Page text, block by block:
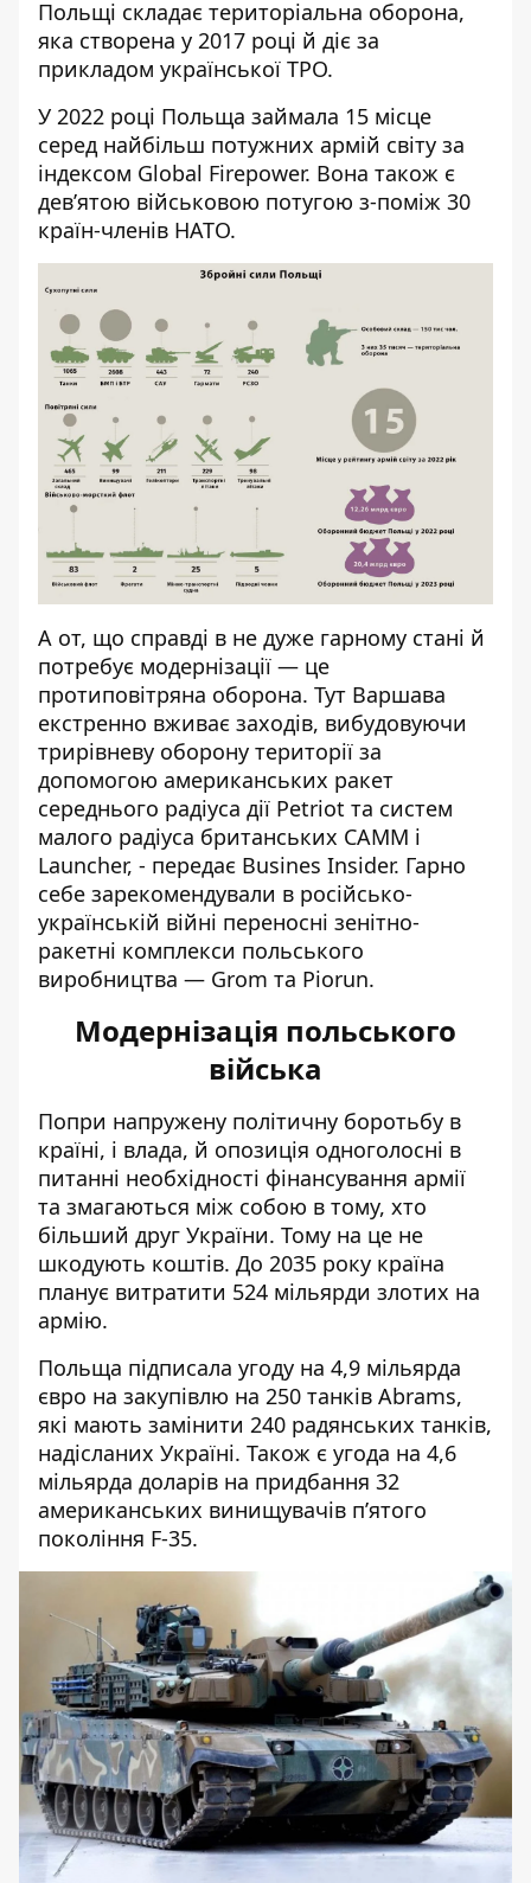
Польщі складає територіальна оборона,
яка створена у 2017 році й діє за
прикладом української ТРО.
У 2022 році Польща займала 15 місце
серед найбільш потужних армій світу за
індексом Global Firepower. Вона також є
дев’ятою військовою потугою з-поміж 30
країн-членів НАТО.
А от, що справді в не дуже гарному стані й
потребує модернізації — це
протиповітряна оборона. Тут Варшава
екстренно вживає заходів, вибудовуючи
трирівневу оборону території за
допомогою американських ракет
середнього радіуса дії Petriot та систем
малого радіуса британських CAMM і
Launcher, - передає Busines Insider. Гарно
себе зарекомендували в російсько-
українській війні переносні зенітно-
ракетні комплекси польського
виробництва — Grom та Piorun.
Модернізація польського
війська
Попри напружену політичну боротьбу в
країні, і влада, й опозиція одноголосні в
питанні необхідності фінансування армії
та змагаються між собою в тому, хто
більший друг України. Тому на це не
шкодують коштів. До 2035 року країна
планує витратити 524 мільярди злотих на
армію.
Польща підписала угоду на 4,9 мільярда
євро на закупівлю на 250 танків Abrams,
які мають замінити 240 радянських танків,
надісланих Україні. Також є угода на 4,6
мільярда доларів на придбання 32
американських винищувачів п’ятого
покоління F-35.